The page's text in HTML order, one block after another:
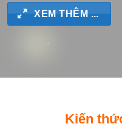
XEM THÊM ...
Kiến